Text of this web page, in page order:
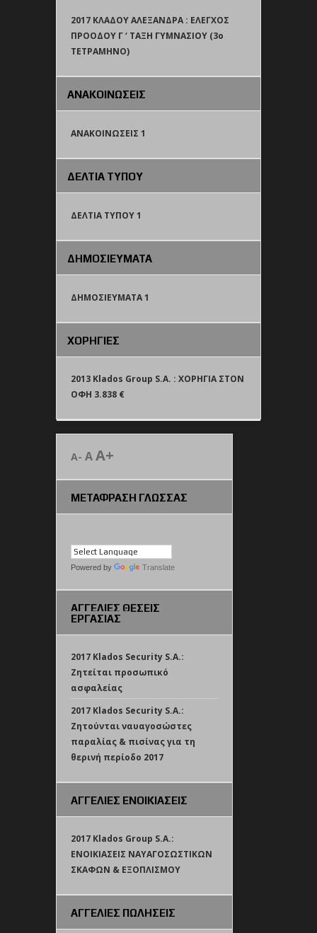
2017 ΚΛΑΔΟΥ ΑΛΕΞΑΝΔΡΑ : ΕΛΕΓΧΟΣ
ΠΡΟΟΔΟΥ Γ ‘ ΤΑΞΗ ΓΥΜΝΑΣΙΟΥ (3o
TETΡΑΜΗΝΟ)
ΑΝΑΚΟΙΝΩΣΕΙΣ
ΑΝΑΚΟΙΝΩΣΕΙΣ 1
ΔΕΛΤΙΑ ΤΥΠΟΥ
ΔΕΛΤΙΑ ΤΥΠΟΥ 1
ΔΗΜΟΣΙΕΥΜΑΤΑ
ΔΗΜΟΣΙΕΥΜΑΤΑ 1
ΧΟΡΗΓΙΕΣ
2013 Klados Group S.A. : ΧΟΡΗΓΙΑ ΣΤΟΝ
ΟΦΗ 3.838 €
A- AA+
ΜΕΤΑΦΡΑΣΗ ΓΛΩΣΣΑΣ
Powered by Translate
ΑΓΓΕΛΙΕΣ ΘΕΣΕΙΣ
ΕΡΓΑΣΙΑΣ
2017 Klados Security S.A.:
Ζητείται προσωπικό
ασφαλείας
2017 Klados Security S.A.:
Ζητούνται ναυαγοσώστες
παραλίας & πισίνας για τη
θερινή περίοδο 2017
ΑΓΓΕΛΙΕΣ ΕΝΟΙΚΙΑΣΕΙΣ
2017 Klados Group S.A.:
ΕΝΟΙΚΙΑΣΕΙΣ ΝΑΥΑΓΟΣΩΣΤΙΚΩΝ
ΣΚΑΦΩΝ & ΕΞΟΠΛΙΣΜΟΥ
ΑΓΓΕΛΙΕΣ ΠΩΛΗΣΕΙΣ